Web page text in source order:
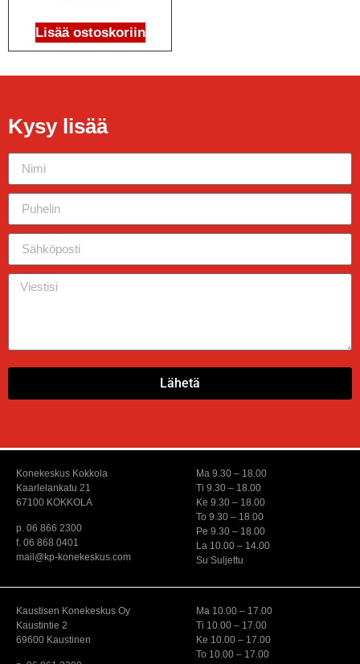
Lisää ostoskoriin
Kysy lisää
Lähetä
Konekeskus Kokkola
Kaarlelankatu 21
67100 KOKKOLA
p. 06 866 2300
f. 06 868 0401
mail@kp-konekeskus.com
Ma 9.30 – 18.00
Ti 9.30 – 18.00
Ke 9.30 – 18.00
To 9.30 – 18.00
Pe 9.30 – 18.00
La 10.00 – 14.00
Su Suljettu
Kaustisen Konekeskus Oy
Kaustintie 2
69600 Kaustinen
Ma 10.00 – 17.00
Ti 10.00 – 17.00
Ke 10.00 – 17.00
To 10.00 – 17.00